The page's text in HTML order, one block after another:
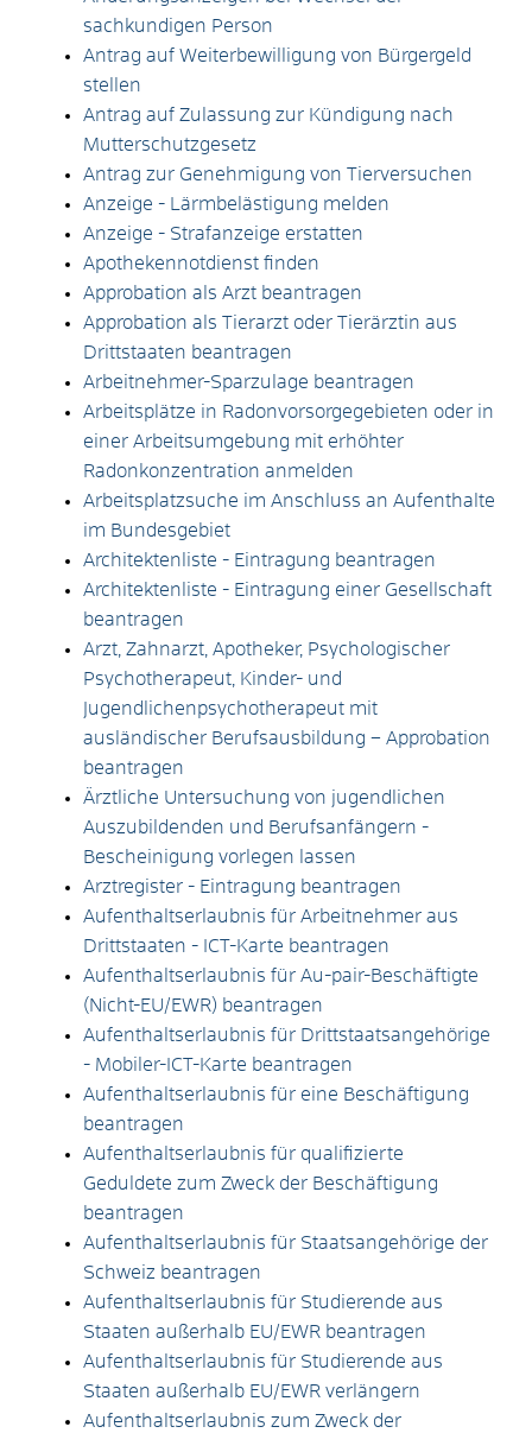
sachkundigen Person
Antrag auf Weiterbewilligung von Bürgergeld
stellen
Antrag auf Zulassung zur Kündigung nach
Mutterschutzgesetz
Antrag zur Genehmigung von Tierversuchen
Anzeige - Lärmbelästigung melden
Anzeige - Strafanzeige erstatten
Apothekennotdienst finden
Approbation als Arzt beantragen
Approbation als Tierarzt oder Tierärztin aus
Drittstaaten beantragen
Arbeitnehmer-Sparzulage beantragen
Arbeitsplätze in Radonvorsorgegebieten oder in
einer Arbeitsumgebung mit erhöhter
Radonkonzentration anmelden
Arbeitsplatzsuche im Anschluss an Aufenthalte
im Bundesgebiet
Architektenliste - Eintragung beantragen
Architektenliste - Eintragung einer Gesellschaft
beantragen
Arzt, Zahnarzt, Apotheker, Psychologischer
Psychotherapeut, Kinder- und
Jugendlichenpsychotherapeut mit
ausländischer Berufsausbildung – Approbation
beantragen
Ärztliche Untersuchung von jugendlichen
Auszubildenden und Berufsanfängern -
Bescheinigung vorlegen lassen
Arztregister - Eintragung beantragen
Aufenthaltserlaubnis für Arbeitnehmer aus
Drittstaaten - ICT-Karte beantragen
Aufenthaltserlaubnis für Au-pair-Beschäftigte
(Nicht-EU/EWR) beantragen
Aufenthaltserlaubnis für Drittstaatsangehörige
- Mobiler-ICT-Karte beantragen
Aufenthaltserlaubnis für eine Beschäftigung
beantragen
Aufenthaltserlaubnis für qualifizierte
Geduldete zum Zweck der Beschäftigung
beantragen
Aufenthaltserlaubnis für Staatsangehörige der
Schweiz beantragen
Aufenthaltserlaubnis für Studierende aus
Staaten außerhalb EU/EWR beantragen
Aufenthaltserlaubnis für Studierende aus
Staaten außerhalb EU/EWR verlängern
Aufenthaltserlaubnis zum Zweck der